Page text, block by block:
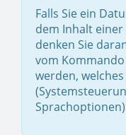
Falls Sie ein
dem Inhalt
denken Sie
vom
werden,